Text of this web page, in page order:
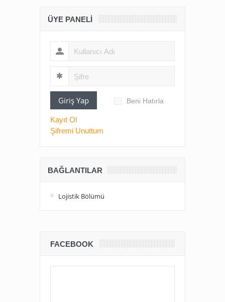
ÜYE PANELI
Giriş Yap Beni Hatırla
Kayıt Ol
Şifremi Unuttum
BAĞLANTILAR
Lojistik Bölümü
FACEBOOK